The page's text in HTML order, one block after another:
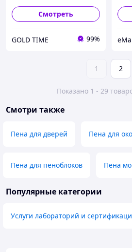
Смотреть
GOLD TIME 99%
1 2
Показано 1 - 29
Смотри также
Пена для дверей Пена для
Пена для пеноблоков Пена
Популярные категории
Услуги лабораторий и